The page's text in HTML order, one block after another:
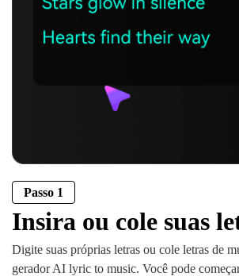
Passo 1
Insira ou cole suas
Digite suas próprias letras ou cole letras de
gerador AI lyric to music. Você pode